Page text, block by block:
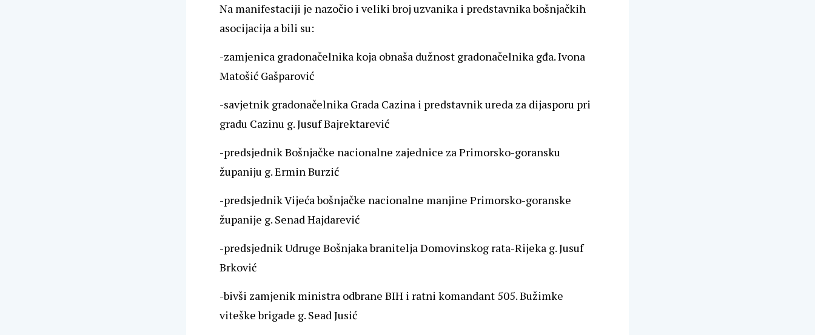
Na manifestaciji je nazočio i veliki broj uzvanika i predstavnika bošnjačkih
asocijacija a bili su:
-zamjenica gradonačelnika koja obnaša dužnost gradonačelnika gđa. Ivona
Matošić Gašparović
-savjetnik gradonačelnika Grada Cazina i predstavnik ureda za dijasporu pri
gradu Cazinu g. Jusuf Bajrektarević
-predsjednik Bošnjačke nacionalne zajednice za Primorsko-goransku
županiju g. Ermin Burzić
-predsjednik Vijeća bošnjačke nacionalne manjine Primorsko-goranske
županije g. Senad Hajdarević
-predsjednik Udruge Bošnjaka branitelja Domovinskog rata-Rijeka g. Jusuf
Brković
-bivši zamjenik ministra odbrane BIH i ratni komandant 505. Bužimke
viteške brigade g. Sead Jusić